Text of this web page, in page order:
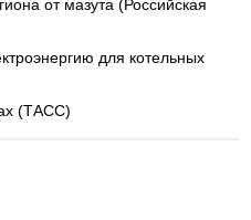
от мазута (Российская
для котельных
(ТАСС)